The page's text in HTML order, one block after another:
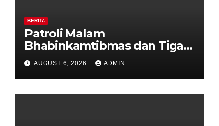
BERITA
Patroli Malam
Bhabinkamtibmas dan Tiga
Pilar Kelurahan Ungaran
Perkuat Kamtibmas, Warga
Diajak Aktifkan Ronda
AUGUST 6, 2026 ADMIN